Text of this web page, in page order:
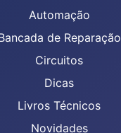
Automação
de Reparação
Circuitos
Dicas
Livros Técnicos
Novidades